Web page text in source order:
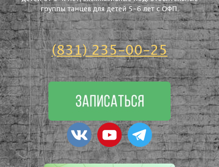
группы танцев для детей 5-6 лет с ОФП.
(831) 235-00-25